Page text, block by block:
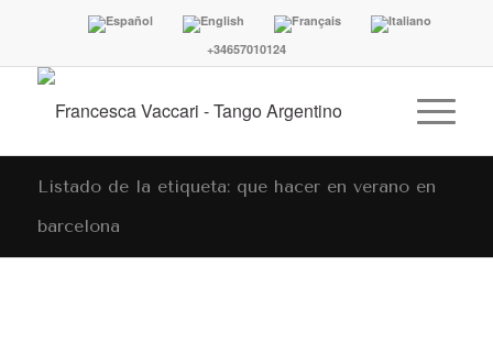
+34657010124
Listado de la etiqueta: que hacer en verano en
barcelona